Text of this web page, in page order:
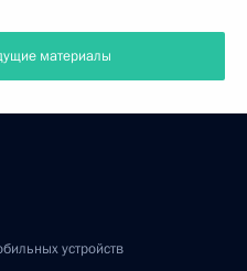
материалы
устройств